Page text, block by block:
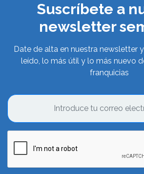
Suscríbete a
newsletter
Date de alta en nuestra newsletter
leído, lo más útil y lo más nuevo
franquicias